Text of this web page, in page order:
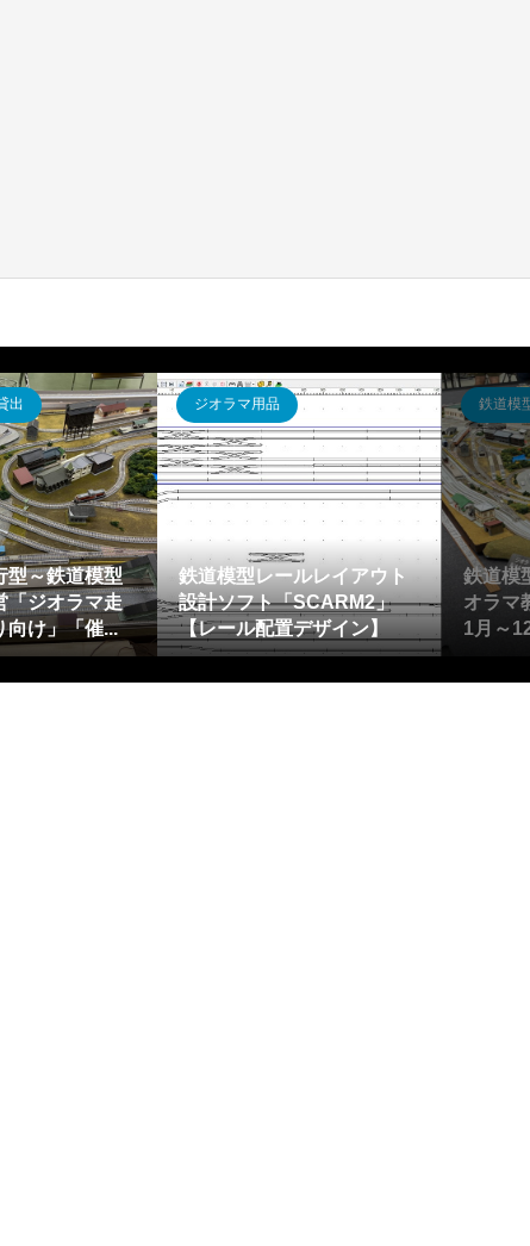
ジオラマ出張貸出
道模型イベント(鉄道系お
り催事)にジオラマ出張展
～平日4万円から神奈川...
鉄道模型運転会・イベント
鹿沼公園「D52蒸気機関車5
0周年記念イベント」に合わ
せて鉄道模型ミニ・ジオ...